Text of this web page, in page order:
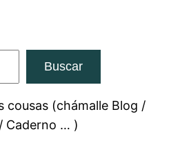
Buscar
cousas (chámalle Blog /
Caderno … )